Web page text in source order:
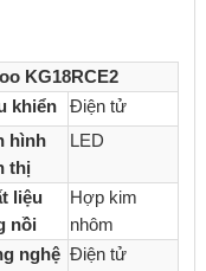
KG18RCE2
khiển
Điện tử
hình
thị
LED
liệu
nồi
Hợp kim
nhôm
nghệ Điện tử